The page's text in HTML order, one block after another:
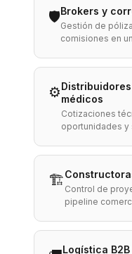
🛡️Brokers y
Gestión de
comisiones en
⚙️médicos
Cotizaciones
oportunidades
🏗️
Control de
pipeline
Logística B2B